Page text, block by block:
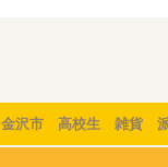
金沢市 高校生 雑貨 派